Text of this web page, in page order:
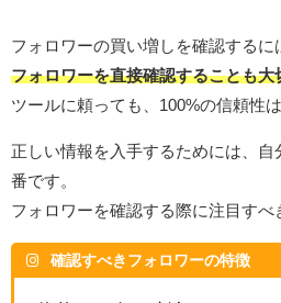
フォロワーの買い増しを確認する
フォロワーを直接確認することも大
ツールに頼っても、100%の信頼性
正しい情報を入手するためには、
番です。
フォロワーを確認する際に注目すべ
確認すべきフォロワーの特徴